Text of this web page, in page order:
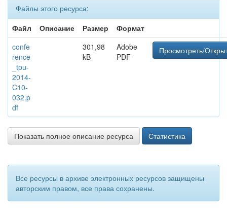
Файлы этого ресурса:
Файл
Описание Размер
Формат
confe
rence
_tpu-
2014-
C10-
032.p
df
301,98
kB
Adobe
PDF
Просмотреть/
Показать полное описание ресурса Статистика
Все ресурсы в архиве электронных ресурсов защищены
авторским правом, все права сохранены.